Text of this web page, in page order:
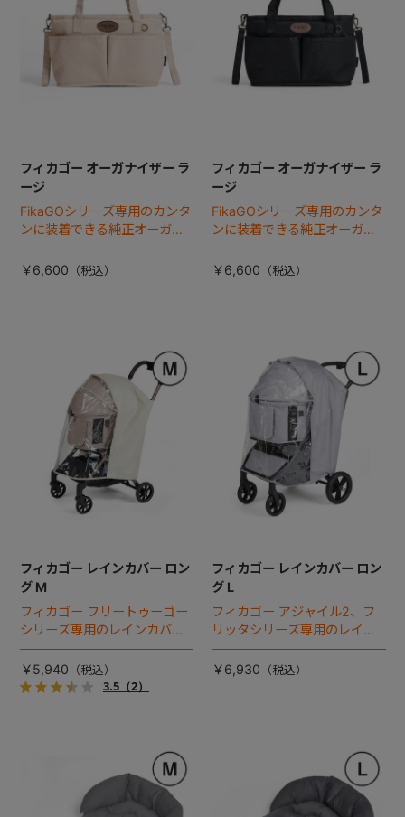
フィカゴー オーガナイザー ラ
ージ
FikaGOシリーズ専用のカンタ
ンに装着できる純正オーガナ
イザー。
￥6,600
フィカゴー オーガナイザー ラ
ージ
FikaGOシリーズ専用のカンタ
ンに装着できる純正オーガナ
イザー。
￥6,600
フィカゴー レインカバー ロン
グ M
フィカゴー フリートゥーゴー
シリーズ専用のレインカバ
ー。雨の日のお出かけも安
心。
￥5,940
3.5（2）
フィカゴー レインカバー ロン
グ L
フィカゴー アジャイル2、フ
リッタシリーズ専用のレイン
カバー。雨の日のお出かけも
安心。
￥6,930